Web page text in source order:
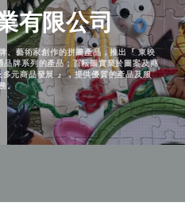
有限公司
藝術家創作的拼圖產品，推出『 東映
牌系列的產品；百耘圖實業於圖案及商
元商品發展 』，提供優質的產品及服
。